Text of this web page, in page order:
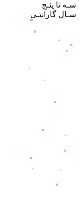
سـه تا پنـج
سـال گارانتـی